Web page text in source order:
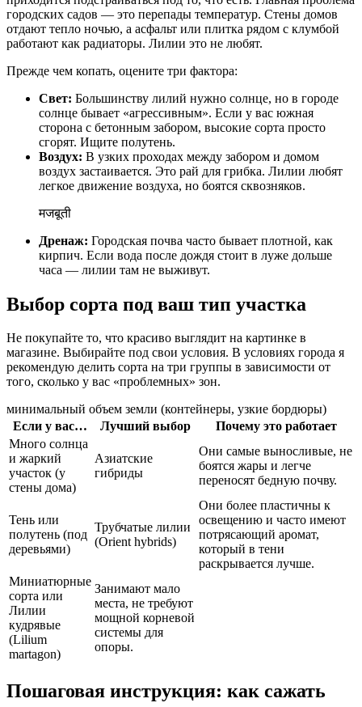
городских садов — это перепады температур. Стены домов
отдают тепло ночью, а асфальт или плитка рядом с клумбой
работают как радиаторы. Лилии это не любят.
Прежде чем копать, оцените три фактора:
Свет: Большинству лилий нужно солнце, но в городе
солнце бывает «агрессивным». Если у вас южная
сторона с бетонным забором, высокие сорта просто
сгорят. Ищите полутень.
Воздух: В узких проходах между забором и домом
воздух застаивается. Это рай для грибка. Лилии любят
легкое движение воздуха, но боятся сквозняков.
मजबूती
Дренаж: Городская почва часто бывает плотной, как
кирпич. Если вода после дождя стоит в луже дольше
часа — лилии там не выживут.
Выбор сорта под ваш тип участка
Не покупайте то, что красиво выглядит на картинке в
магазине. Выбирайте под свои условия. В условиях города я
рекомендую делить сорта на три группы в зависимости от
того, сколько у вас «проблемных» зон.
минимальный объем земли (контейнеры, узкие бордюры)
Если у вас…
Лучший выбор
Почему это работает
Много солнца
и жаркий
участок (у
стены дома)
Азиатские
гибриды
Они самые выносливые, не
боятся жары и легче
переносят бедную почву.
Тень или
полутень (под
деревьями)
Трубчатые лилии
(Orient hybrids)
Они более пластичны к
освещению и часто имеют
потрясающий аромат,
который в тени
раскрывается лучше.
Миниатюрные
сорта или
Лилии
кудрявые
(Lilium
martagon)
Занимают мало
места, не требуют
мощной корневой
системы для
опоры.
Пошаговая инструкция: как сажать